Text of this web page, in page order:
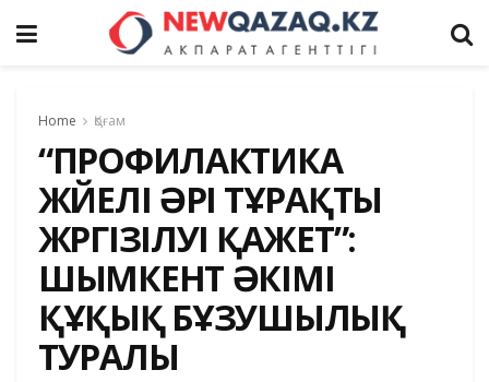
Home Қоғам
“ПРОФИЛАКТИКА
ЖҮЙЕЛІ ӘРІ ТҰРАҚТЫ
ЖҮРГІЗІЛУІ ҚАЖЕТ”:
ШЫМКЕНТ ӘКІМІ
ҚҰҚЫҚ БҰЗУШЫЛЫҚ
ТУРАЛЫ